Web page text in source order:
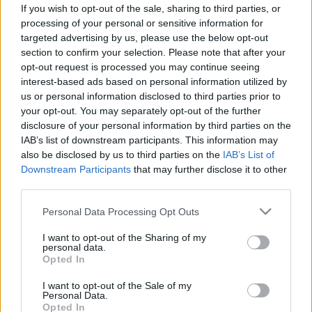
If you wish to opt-out of the sale, sharing to third parties, or
processing of your personal or sensitive information for
targeted advertising by us, please use the below opt-out
section to confirm your selection. Please note that after your
opt-out request is processed you may continue seeing
interest-based ads based on personal information utilized by
us or personal information disclosed to third parties prior to
your opt-out. You may separately opt-out of the further
disclosure of your personal information by third parties on the
IAB’s list of downstream participants. This information may
also be disclosed by us to third parties on the IAB’s List of
Downstream Participants that may further disclose it to other
Please note that this website/app uses one or more Google
not limited to your visit or usage behaviour. You may click to
grant or deny consent to Google and its third-party tags to
use your data for below specified purposes in below Google
consent section.
Personal Data Processing Opt Outs
I want to opt-out of the Sharing of my
personal data.
Opted In
I want to opt-out of the Sale of my
Personal Data.
Opted In